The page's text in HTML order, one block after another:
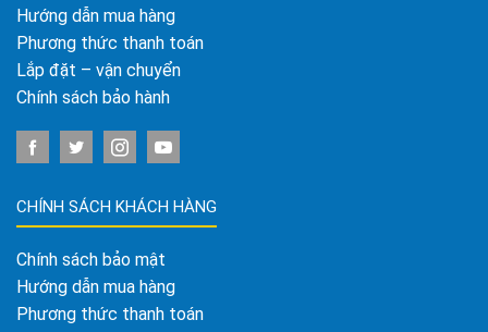
Hướng dẫn mua hàng
Phương thức thanh toán
Lắp đặt – vận chuyển
Chính sách bảo hành
CHÍNH SÁCH KHÁCH HÀNG
Chính sách bảo mật
Hướng dẫn mua hàng
Phương thức thanh toán